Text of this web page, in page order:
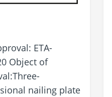
ETA-
Object of
​​​​​​​Three-
nailing plate